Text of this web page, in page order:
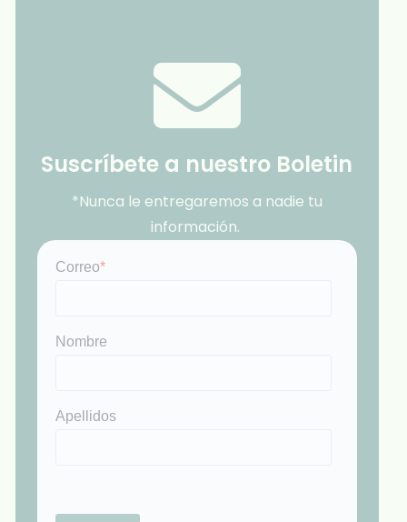
Suscríbete a nuestro Boletin
*Nunca le entregaremos a nadie tu
información.